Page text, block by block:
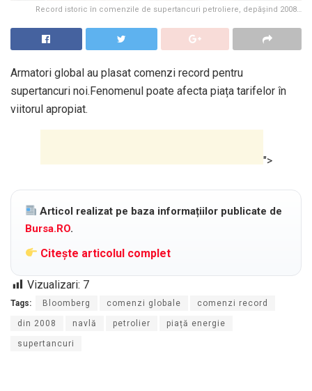
Record istoric în comenzile de supertancuri petroliere, depășind 2008…
Armatori global au plasat comenzi record pentru
supertancuri noi.Fenomenul poate afecta piața tarifelor în
viitorul apropiat.
">
Articol realizat pe baza informațiilor publicate de
Bursa.RO.
Citește articolul complet
Vizualizari: 7
Tags: Bloomberg comenzi globale comenzi record
din 2008 navlă petrolier piață energie
supertancuri